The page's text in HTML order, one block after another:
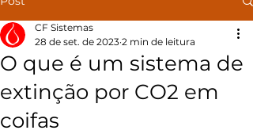
O que é um sistema de
extinção por CO2 em
coifas
CF Sistemas
28 de set. de 2023 2 min de leitura